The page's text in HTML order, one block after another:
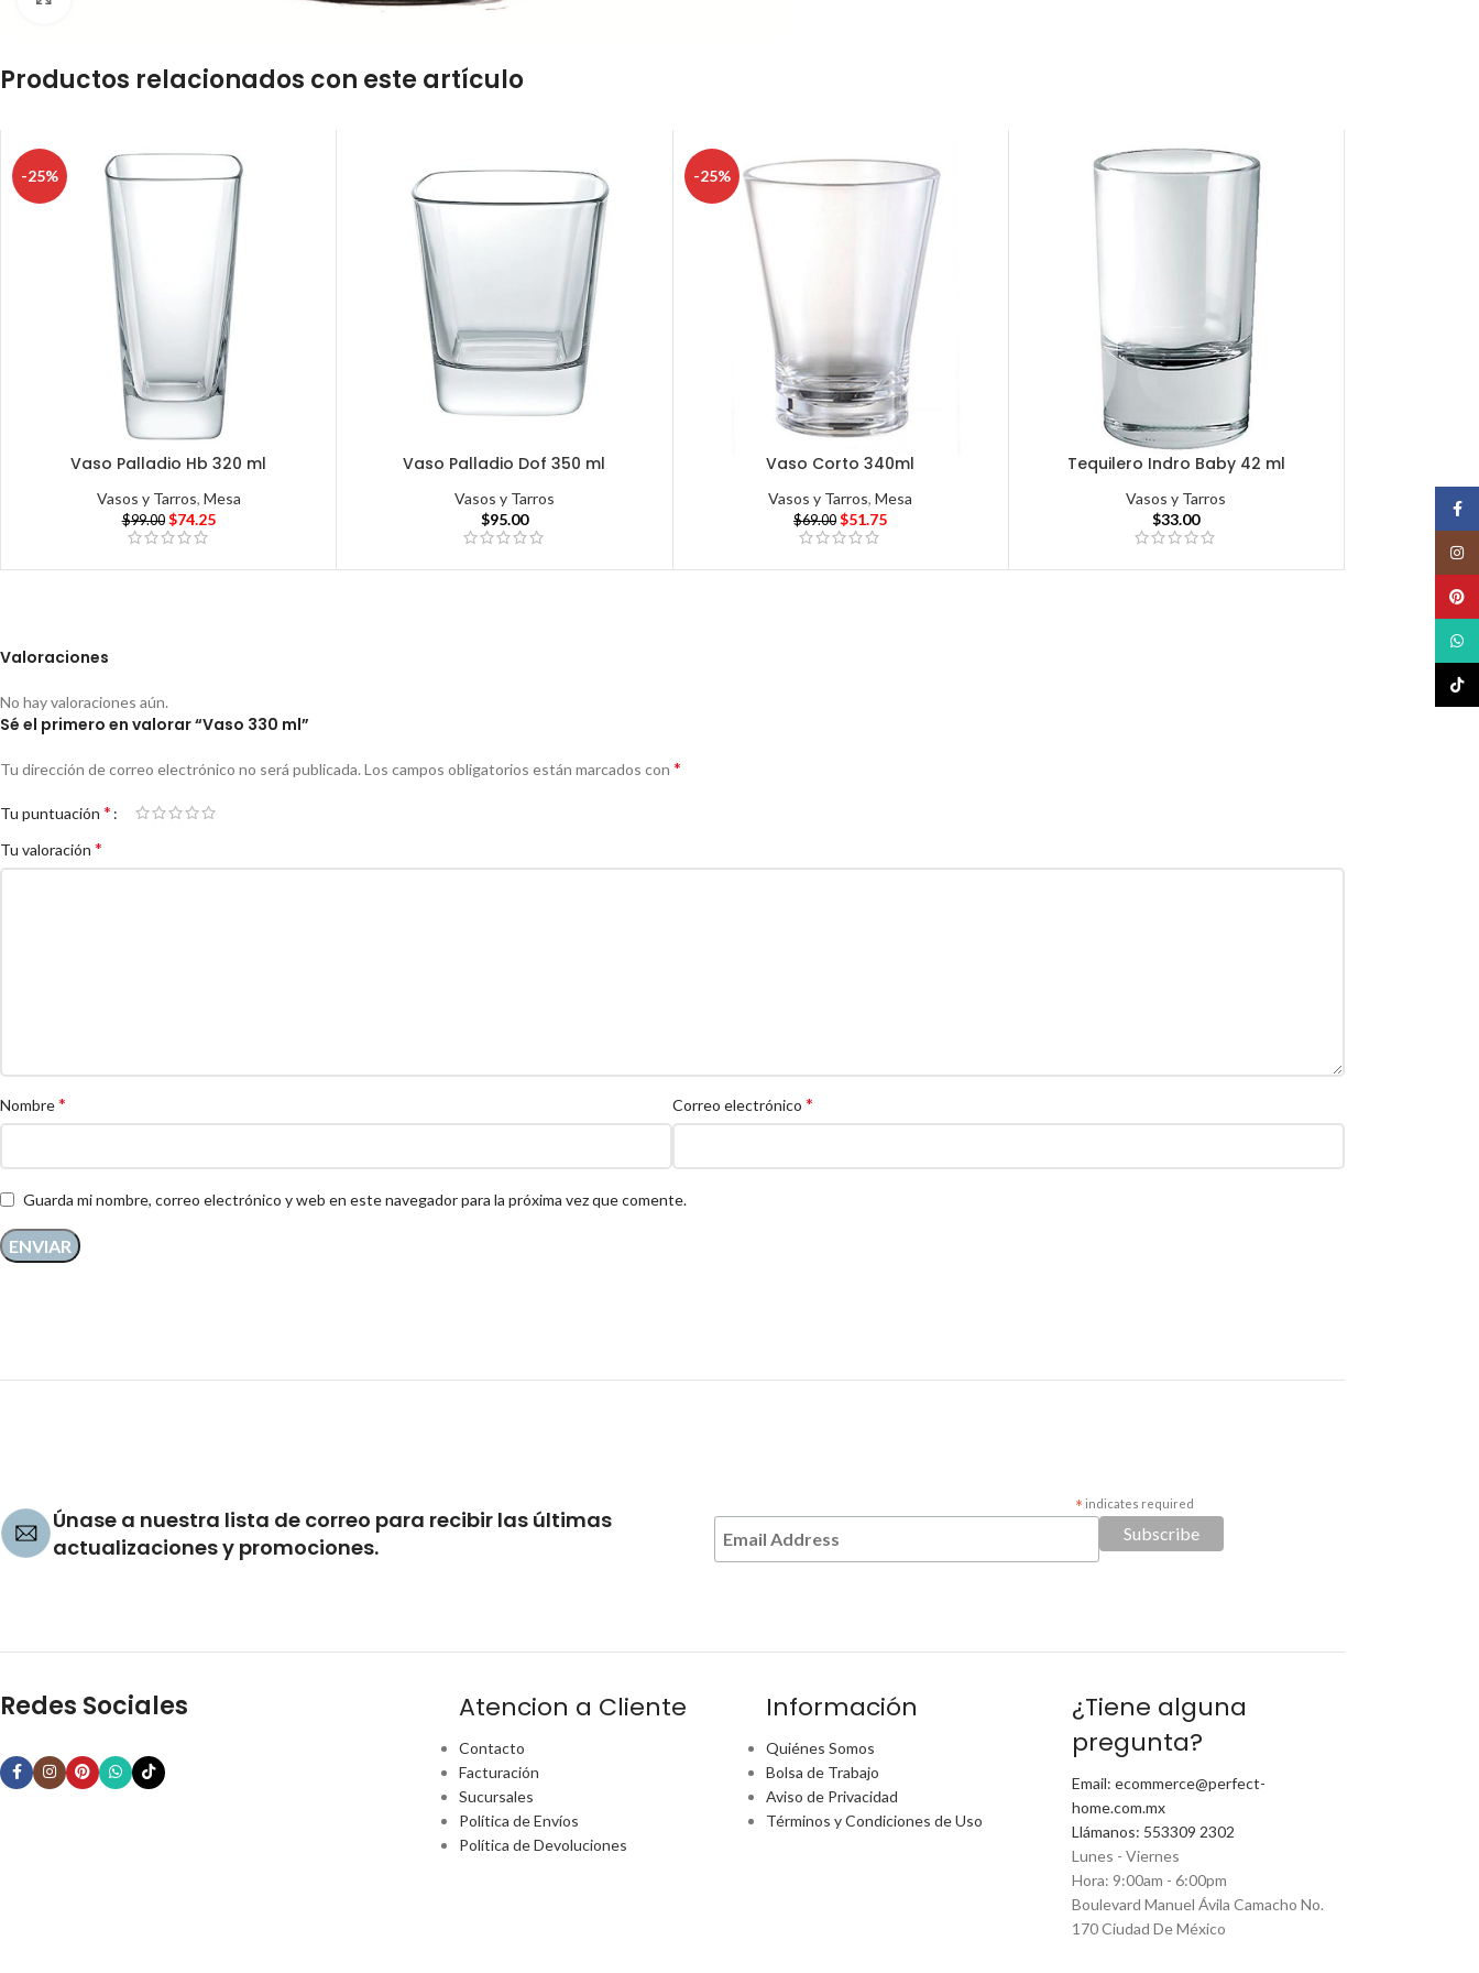
Productos relacionados con este artículo
-25%
Vaso Palladio Hb 320 ml
Vasos y Tarros, Mesa
$99.00 $74.25
Vaso Palladio Dof 350 ml
Vasos y Tarros
$95.00
-25%
Vaso Corto 340ml
Vasos y Tarros,Mesa
$69.00 $51.75
Tequilero Indro Baby 42 ml
Vasos y Tarros
$33.00
Valoraciones
No hay valoraciones aún.
Sé el primero en valorar “Vaso 330 ml”
Tu dirección de correo electrónico no será publicada.Los campos obligatorios están marcados con *
Tu puntuación *
Tu valoración *
Nombre* Correo electrónico *
Guarda mi nombre, correo electrónico y web en este navegador para la próxima vez que comente.
Únase a nuestra lista de correo para recibir las últimas
actualizaciones y promociones.
* indicates required
Redes Sociales Atencion a Cliente
Contacto
Facturación
Sucursales
Política de Envíos
Política de Devoluciones
Información
Quiénes Somos
Bolsa de Trabajo
Aviso de Privacidad
Términos y Condiciones de Uso
¿Tiene alguna
pregunta?
Email: ecommerce@perfect-
home.com.mx
Llámanos: 553309 2302
Lunes - Viernes
Hora: 9:00am - 6:00pm
Boulevard Manuel Ávila Camacho No.
170 Ciudad De México